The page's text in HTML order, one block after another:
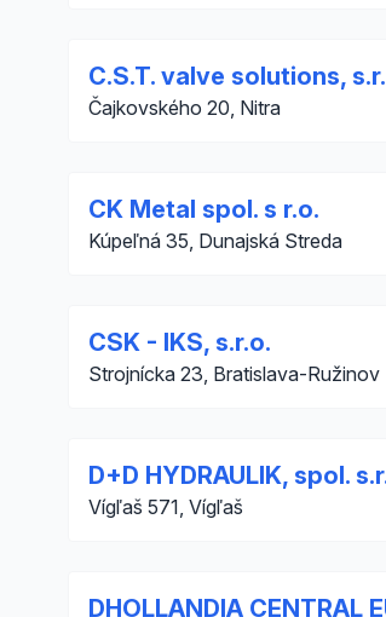
C.S.T. valve solutions,
Čajkovského 20, Nitra
CK Metal spol. s r.o.
Kúpeľná 35, Dunajská Streda
CSK - IKS, s.r.o.
Strojnícka 23, Bratislava-Ružinov
D+D HYDRAULIK, spol.
Vígľaš 571, Vígľaš
DHOLLANDIA CENTRAL